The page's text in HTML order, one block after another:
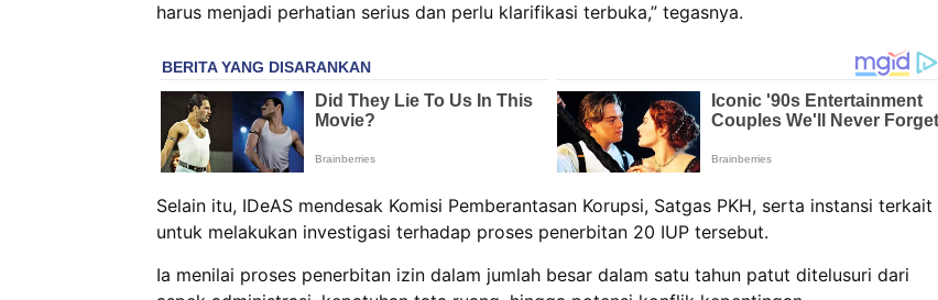
harus menjadi perhatian serius dan perlu klarifikasi terbuka,” tegasnya.
Selain itu, IDeAS mendesak Komisi Pemberantasan Korupsi, Satgas PKH, serta instansi terkait
untuk melakukan investigasi terhadap proses penerbitan 20 IUP tersebut.
Ia menilai proses penerbitan izin dalam jumlah besar dalam satu tahun patut ditelusuri dari